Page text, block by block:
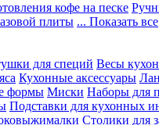
кофе на песке
плиты ... Показать все
для специй Весы
Кухонные аксессуары
формы Миски Наборы для
Подставки для кухонных
Столики для